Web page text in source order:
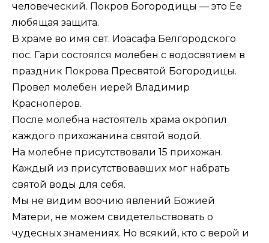
человеческий. Покров Богородицы — это Ее
любящая защита.
В храме во имя свт. Иоасафа Белгородского
пос. Гари состоялся молебен с водосвятием в
праздник Покрова Пресвятой Богородицы.
Провел молебен иерей Владимир
Краснопёров.
После молебна настоятель храма окропил
каждого прихожанина святой водой.
На молебне присутствовали 15 прихожан.
Каждый из присутствовавших мог набрать
святой воды для себя.
Мы не видим воочию явлений Божией
Матери, не можем свидетельствовать о
чудесных знамениях. Но всякий, кто с верой и